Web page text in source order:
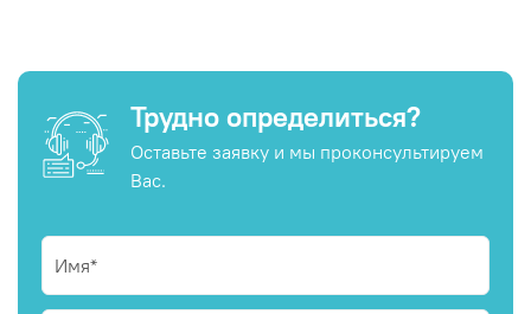
Трудно определиться?
Оставьте заявку и мы проконсультируем
Вас.